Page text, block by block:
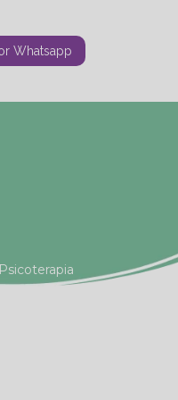
Whatsapp
Psicoterapia